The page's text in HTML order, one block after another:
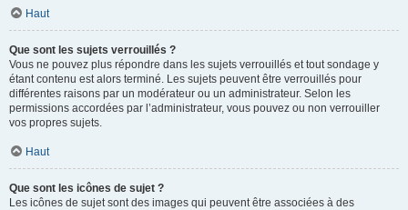
Haut
Que sont les sujets verrouillés ?
Vous ne pouvez plus répondre dans les sujets verrouillés et tout sondage y
étant contenu est alors terminé. Les sujets peuvent être verrouillés pour
différentes raisons par un modérateur ou un administrateur. Selon les
permissions accordées par l’administrateur, vous pouvez ou non verrouiller
vos propres sujets.
Haut
Que sont les icônes de sujet ?
Les icônes de sujet sont des images qui peuvent être associées à des